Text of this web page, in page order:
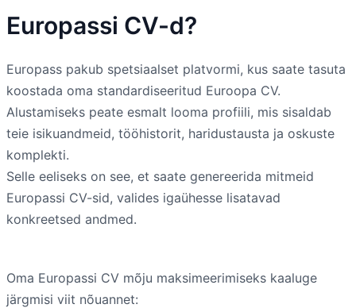
Europassi CV-d?
Europass pakub spetsiaalset platvormi, kus saate tasuta
koostada oma standardiseeritud Euroopa CV.
Alustamiseks peate esmalt looma profiili, mis sisaldab
teie isikuandmeid, tööhistorit, haridustausta ja oskuste
komplekti.
Selle eeliseks on see, et saate genereerida mitmeid
Europassi CV-sid, valides igaühesse lisatavad
konkreetsed andmed.
Oma Europassi CV mõju maksimeerimiseks kaaluge
järgmisi viit nõuannet: